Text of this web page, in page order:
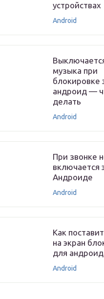
устройствах
Android
музыка при
блокировке
андроид —
делать
Android
При звонке
включается
Андроиде
Android
Как
на экран
для
Android